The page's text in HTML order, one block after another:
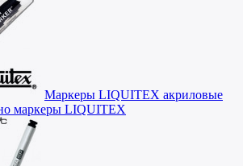
Маркеры LIQUITEX акриловые
маркеры LIQUITEX